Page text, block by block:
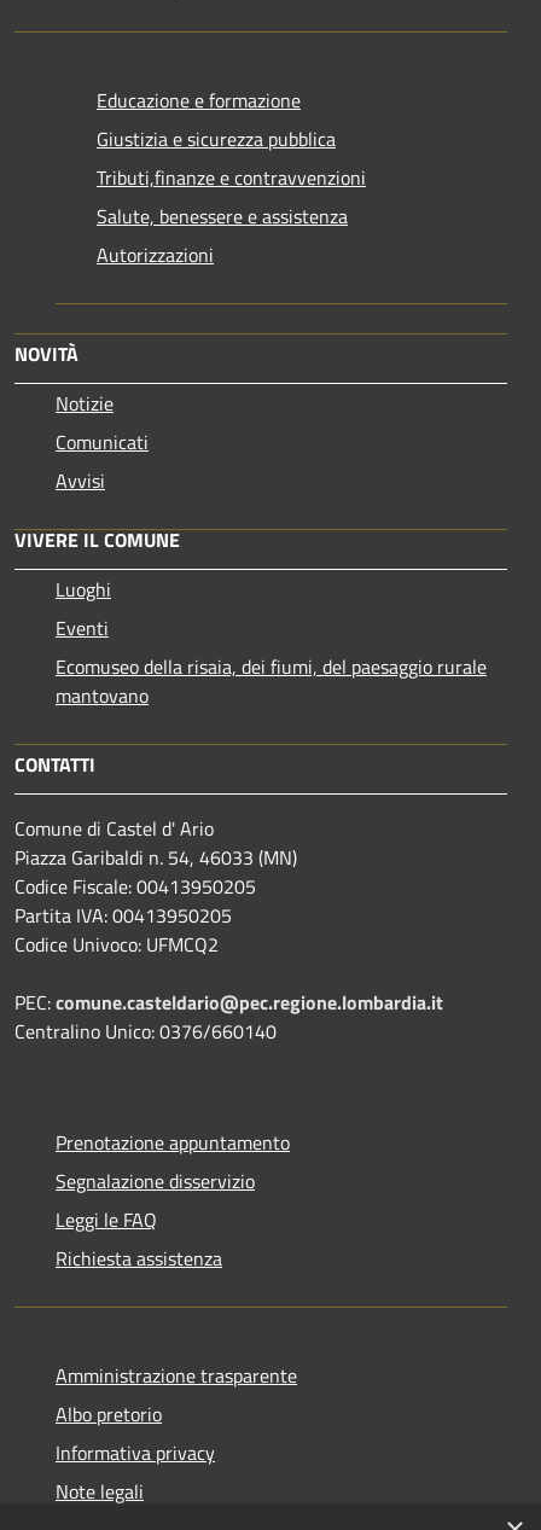
Educazione e formazione
Giustizia e sicurezza pubblica
Tributi,finanze e contravvenzioni
Salute, benessere e assistenza
Autorizzazioni
NOVITÀ
Notizie
Comunicati
Avvisi
VIVERE IL COMUNE
Luoghi
Eventi
Ecomuseo della risaia, dei fiumi, del paesaggio rurale
mantovano
CONTATTI
Comune di Castel d' Ario
Piazza Garibaldi n. 54, 46033 (MN)
Codice Fiscale: 00413950205
Partita IVA: 00413950205
Codice Univoco: UFMCQ2
PEC:comune.casteldario@pec.regione.lombardia.it
Centralino Unico: 0376/660140
Prenotazione appuntamento
Segnalazione disservizio
Leggi le FAQ
Richiesta assistenza
Amministrazione trasparente
Albo pretorio
Informativa privacy
Note legali